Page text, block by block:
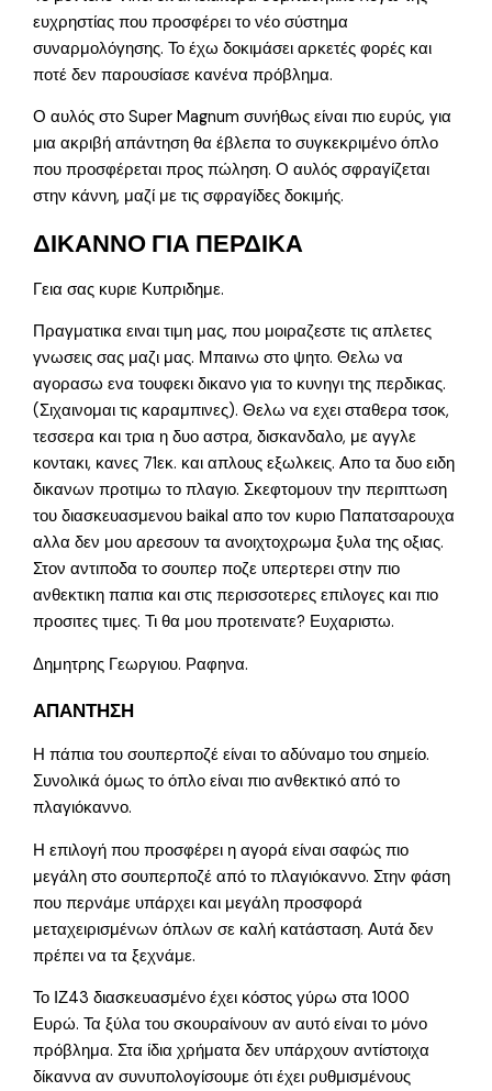
ευχρηστίας που προσφέρει το νέο σύστημα
συναρμολόγησης. Το έχω δοκιμάσει αρκετές φορές και
ποτέ δεν παρουσίασε κανένα πρόβλημα.
Ο αυλός στο Super Magnum συνήθως είναι πιο ευρύς, για
μια ακριβή απάντηση θα έβλεπα το συγκεκριμένο όπλο
που προσφέρεται προς πώληση. Ο αυλός σφραγίζεται
στην κάννη, μαζί με τις σφραγίδες δοκιμής.
ΔΙΚΑΝΝΟ ΓΙΑ ΠΕΡΔΙΚΑ
Γεια σας κυριε Κυπριδημε.
Πραγματικα ειναι τιμη μας, που μοιραζεστε τις απλετες
γνωσεις σας μαζι μας. Μπαινω στο ψητο. Θελω να
αγορασω ενα τουφεκι δικανο για το κυνηγι της περδικας.
(Σιχαινομαι τις καραμπινες). Θελω να εχει σταθερα τσοκ,
τεσσερα και τρια η δυο αστρα, δισκανδαλο, με αγγλε
κοντακι, κανες 71εκ. και απλους εξωλκεις. Απο τα δυο ειδη
δικανων προτιμω το πλαγιο. Σκεφτομουν την περιπτωση
του διασκευασμενου baikal απο τον κυριο Παπατσαρουχα
αλλα δεν μου αρεσουν τα ανοιχτοχρωμα ξυλα της οξιας.
Στον αντιποδα το σουπερ ποζε υπερτερει στην πιο
ανθεκτικη παπια και στις περισσοτερες επιλογες και πιο
προσιτες τιμες. Τι θα μου προτεινατε? Ευχαριστω.
Δημητρης Γεωργιου. Ραφηνα.
ΑΠΑΝΤΗΣΗ
Η πάπια του σουπερποζέ είναι το αδύναμο του σημείο.
Συνολικά όμως το όπλο είναι πιο ανθεκτικό από το
πλαγιόκαννο.
Η επιλογή που προσφέρει η αγορά είναι σαφώς πιο
μεγάλη στο σουπερποζέ από το πλαγιόκαννο. Στην φάση
που περνάμε υπάρχει και μεγάλη προσφορά
μεταχειρισμένων όπλων σε καλή κατάσταση. Αυτά δεν
πρέπει να τα ξεχνάμε.
Το ΙΖ43 διασκευασμένο έχει κόστος γύρω στα 1000
Ευρώ. Τα ξύλα του σκουραίνουν αν αυτό είναι το μόνο
πρόβλημα. Στα ίδια χρήματα δεν υπάρχουν αντίστοιχα
δίκαννα αν συνυπολογίσουμε ότι έχει ρυθμισμένους